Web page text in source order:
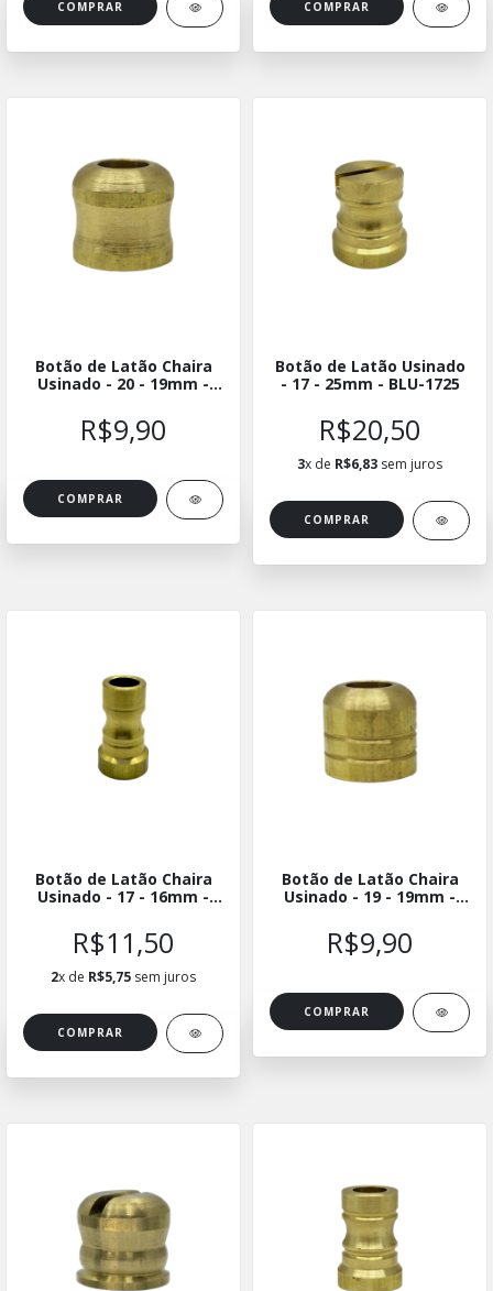
Botão de Latão Chaira
Usinado - 20 - 19mm -
R$9,90
Botão de Latão Usinado
- 17 - 25mm - BLU-1725
R$20,50
3x de R$6,83 sem juros
Botão de Latão Chaira
Usinado - 17 - 16mm -
R$11,50
2x de R$5,75 sem juros
Botão de Latão Chaira
Usinado - 19 - 19mm -
R$9,90